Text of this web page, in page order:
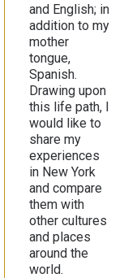
and English; in
addition to my
mother
tongue,
Spanish.
Drawing upon
this life path, I
would like to
share my
experiences
in New York
and compare
them with
other cultures
and places
around the
world.